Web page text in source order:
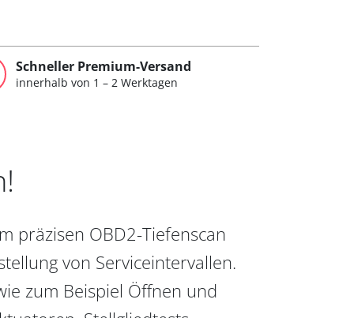
Schneller Premium-Versand
innerhalb von 1 – 2 Werktagen
präzisen OBD2-Tiefenscan
von Serviceintervallen.
zum Beispiel Öffnen und